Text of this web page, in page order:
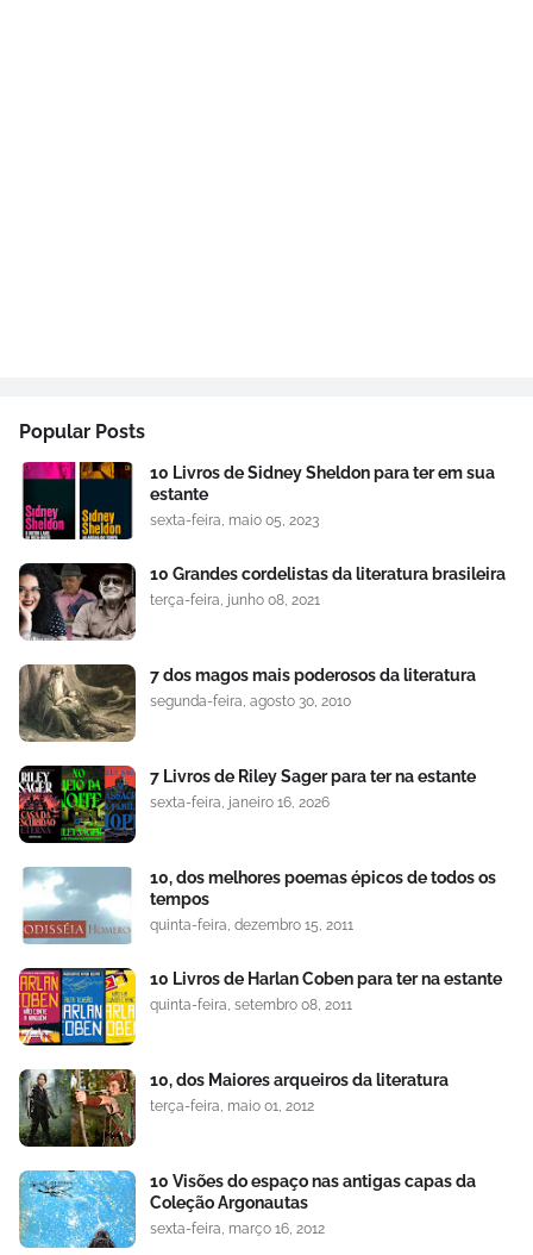
Popular Posts
10 Livros de Sidney Sheldon para ter em sua
estante
sexta-feira, maio 05, 2023
10 Grandes cordelistas da literatura brasileira
terça-feira, junho 08, 2021
7 dos magos mais poderosos da literatura
segunda-feira, agosto 30, 2010
7 Livros de Riley Sager para ter na estante
sexta-feira, janeiro 16, 2026
10, dos melhores poemas épicos de todos os
tempos
quinta-feira, dezembro 15, 2011
10 Livros de Harlan Coben para ter na estante
quinta-feira, setembro 08, 2011
10, dos Maiores arqueiros da literatura
terça-feira, maio 01, 2012
10 Visões do espaço nas antigas capas da
Coleção Argonautas
sexta-feira, março 16, 2012